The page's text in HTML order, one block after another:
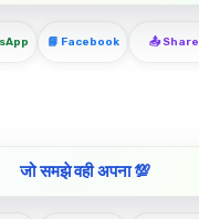
📘 Facebook 📤 Share
जो समझे वही अपना 💯